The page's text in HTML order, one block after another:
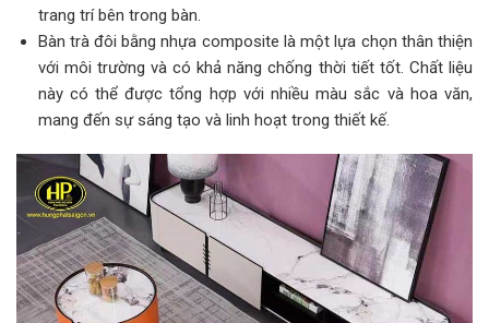
trang trí bên trong bàn.
Bàn trà đôi bằng nhựa composite là một lựa chọn thân thiện
với môi trường và có khả năng chống thời tiết tốt. Chất liệu
này có thể được tổng hợp với nhiều màu sắc và hoa văn,
mang đến sự sáng tạo và linh hoạt trong thiết kế.